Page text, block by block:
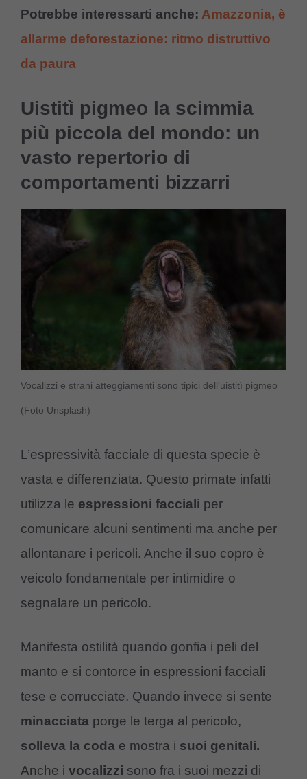
Potrebbe interessarti anche: Amazzonia, è
allarme deforestazione: ritmo distruttivo
da paura
Uistitì pigmeo la scimmia
più piccola del mondo: un
vasto repertorio di
comportamenti bizzarri
Vocalizzi e strani atteggiamenti sono tipici dell’uistitì pigmeo
(Foto Unsplash)
L’espressività facciale di questa specie è
vasta e differenziata. Questo primate infatti
utilizza le espressioni facciali per
comunicare alcuni sentimenti ma anche per
allontanare i pericoli. Anche il suo copro è
veicolo fondamentale per intimidire o
segnalare un pericolo.
Manifesta ostilità quando gonfia i peli del
manto e si contorce in espressioni facciali
tese e corrucciate. Quando invece si sente
minacciata porge le terga al pericolo,
solleva la coda e mostra i suoi genitali.
Anche i vocalizzi sono fra i suoi mezzi di